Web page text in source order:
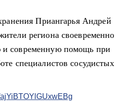
Приангарья Андрей
региона своевременно
и современную помощь при
специалистов сосудистых